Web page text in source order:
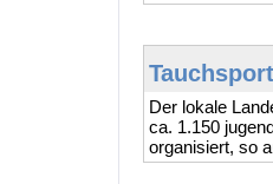
Der lokale
ca. 1.150
organisiert, so